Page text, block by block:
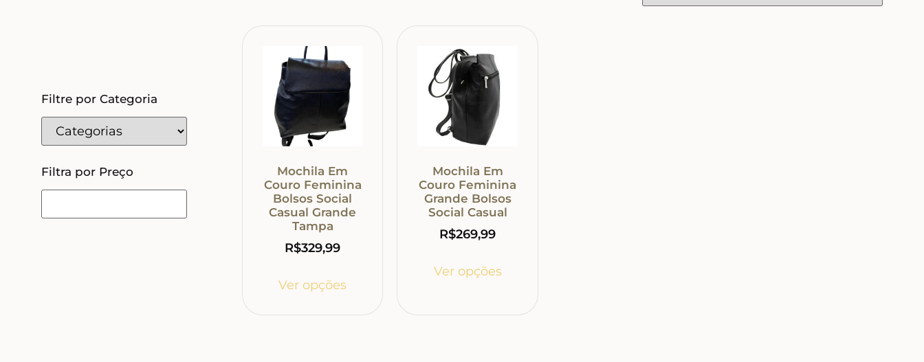
Filtre por Categoria
Filtra por Preço
Mochila Em
Couro Feminina
Bolsos Social
Casual Grande
Tampa
R$329,99
Ver opções
Mochila Em
Couro Feminina
Grande Bolsos
Social Casual
R$269,99
Ver opções